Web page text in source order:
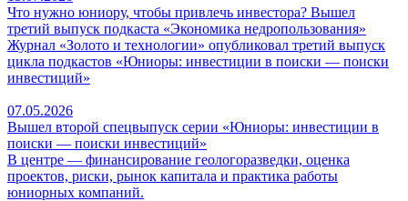
Что нужно юниору, чтобы привлечь инвестора? Вышел
третий выпуск подкаста «Экономика недропользования»
Журнал «Золото и технологии» опубликовал третий выпуск
цикла подкастов «Юниоры: инвестиции в поиски — поиски
инвестиций»
07.05.2026
Вышел второй спецвыпуск серии «Юниоры: инвестиции в
поиски — поиски инвестиций»
В центре — финансирование геологоразведки, оценка
проектов, риски, рынок капитала и практика работы
юниорных компаний.